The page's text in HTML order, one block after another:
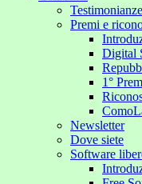
Premi e
Digital
1°
Newsletter
Dove siete
Software